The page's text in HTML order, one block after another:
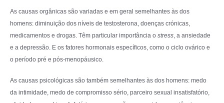
As causas orgânicas são variadas e em geral semelhantes às dos
homens: diminuição dos níveis de testosterona, doenças crónicas,
medicamentos e drogas. Têm particular importância o stress , a ansiedade
e a depressão. E os fatores hormonais específicos, como o ciclo ovárico e
o período pré e pós-menopáusico.
As causas psicológicas são também semelhantes às dos homens: medo
da intimidade, medo de compromisso sério, parceiro sexual insatisfatório,